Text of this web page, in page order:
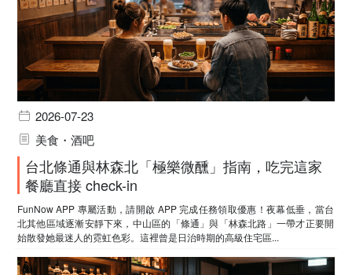
2026-07-23
美食・酒吧
台北條通與林森北「極樂微醺」指南，吃完這家
餐廳直接 check-in
FunNow APP 專屬活動，請開啟 APP 完成任務領取優惠！夜幕低垂，當台
北其他區域逐漸安靜下來，中山區的「條通」與「林森北路」一帶才正要開
始散發她最迷人的霓虹色彩。這裡曾是日治時期的高級住宅區...